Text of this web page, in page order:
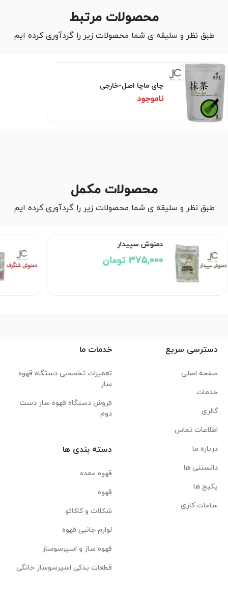
محصولات مرتبط
طبق نظر و سلیقه ی شما محصولات زیر را گردآوری کرده ایم
چای ماچا اصل-خارجی
ناموجود
محصولات مکمل
طبق نظر و سلیقه ی شما محصولات زیر را گردآوری کرده ایم
دمنوش سپیدار
375,000 تومان
دسترسی سریع
صفحه اصلی
خدمات
گالری
اطلاعات تماس
درباره ما
دانستنی ها
پکیج ها
ساعات کاری
خدمات ما
تعمیرات تخصصی دستگاه قهوه
ساز
فروش دستگاه قهوه ساز دست
دوم
دسته بندی ها
قهوه عمده
قهوه
شکلات و کاکائو
لوازم جانبی قهوه
قهوه ساز و اسپرسوساز
قطعات یدکی اسپرسوساز خانگی